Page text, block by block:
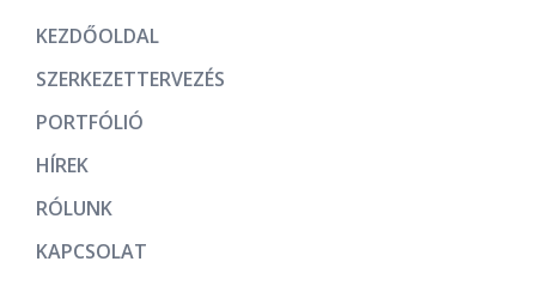
KEZDŐOLDAL
SZERKEZETTERVEZÉS
PORTFÓLIÓ
HÍREK
RÓLUNK
KAPCSOLAT